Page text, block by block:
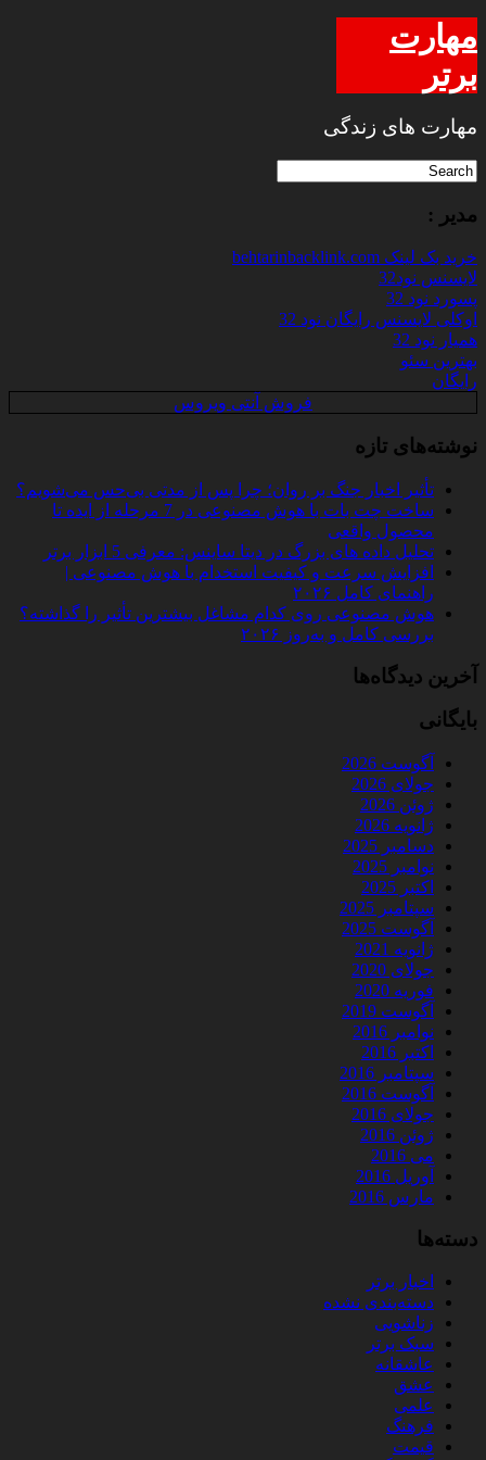
مهارت
برتر
مهارت های زندگی
مدیر :
خرید بک لینک behtarinbacklink.com
لایسنس نود32
پسورد نود 32
اوکلی لایسنس رایگان نود 32
همیار نود 32
بهترین سئو
رایگان
فروش آنتی ویروس
نوشته‌های تازه
تأثیر اخبار جنگ بر روان؛ چرا پس از مدتی بی‌حس می‌شویم؟
ساخت چت‌ بات با هوش مصنوعی در 7 مرحله از ایده تا
محصول واقعی
تحلیل داده‌ های بزرگ در دیتا ساینس: معرفی 5 ابزار برتر
افزایش سرعت و کیفیت استخدام با هوش مصنوعی |
راهنمای کامل ۲۰۲۶
هوش مصنوعی روی کدام مشاغل بیشترین تأثیر را گذاشته؟
بررسی کامل و به‌روز ۲۰۲۶
آخرین دیدگاه‌ها
بایگانی
آگوست 2026
جولای 2026
ژوئن 2026
ژانویه 2026
دسامبر 2025
نوامبر 2025
اکتبر 2025
سپتامبر 2025
آگوست 2025
ژانویه 2021
جولای 2020
فوریه 2020
آگوست 2019
نوامبر 2016
اکتبر 2016
سپتامبر 2016
آگوست 2016
جولای 2016
ژوئن 2016
می 2016
آوریل 2016
مارس 2016
دسته‌ها
اخبار برتر
دسته‌بندی نشده
زناشویی
سبک برتر
عاشقانه
عشق
علمی
فرهنگ
قیمت